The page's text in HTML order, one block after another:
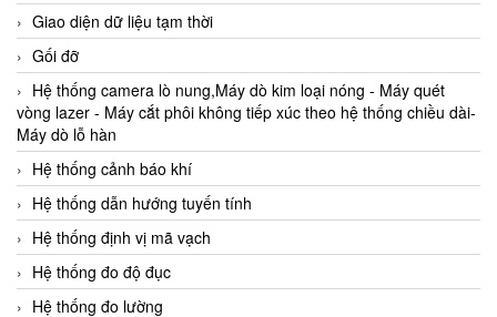
Giao diện dữ liệu tạm thời
Gối đỡ
Hệ thống camera lò nung,Máy dò kim loại nóng - Máy quét
vòng lazer - Máy cắt phôi không tiếp xúc theo hệ thống chiều dài-
Máy dò lỗ hàn
Hệ thống cảnh báo khí
Hệ thống dẫn hướng tuyến tính
Hệ thống định vị mã vạch
Hệ thống đo độ đục
Hệ thống đo lường